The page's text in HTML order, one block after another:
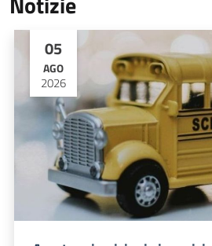
05
AGO
2026